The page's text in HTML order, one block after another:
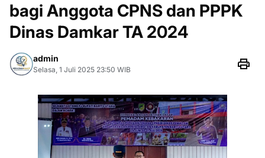
bagi Anggota CPNS dan PPPK
Dinas Damkar TA 2024
admin
Selasa, 1 Juli 2025 23:50 WIB